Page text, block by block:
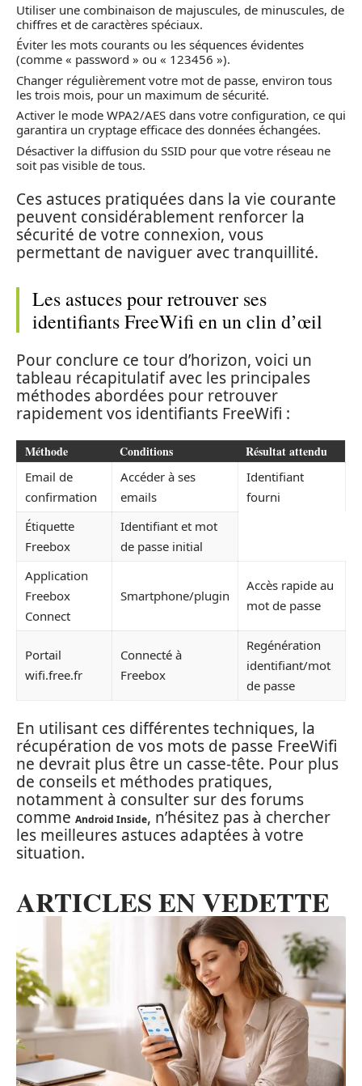
Utiliser une combinaison de majuscules, de minuscules, de
chiffres et de caractères spéciaux.
Éviter les mots courants ou les séquences évidentes
(comme « password » ou « 123456 »).
Changer régulièrement votre mot de passe, environ tous
les trois mois, pour un maximum de sécurité.
Activer le mode WPA2/AES dans votre configuration, ce qui
garantira un cryptage efficace des données échangées.
Désactiver la diffusion du SSID pour que votre réseau ne
soit pas visible de tous.
Ces astuces pratiquées dans la vie courante
peuvent considérablement renforcer la
sécurité de votre connexion, vous
permettant de naviguer avec tranquillité.
Les astuces pour retrouver ses
identifiants FreeWifi en un clin d’œil
Pour conclure ce tour d’horizon, voici un
tableau récapitulatif avec les principales
méthodes abordées pour retrouver
rapidement vos identifiants FreeWifi :
Méthode Conditions Résultat attendu
Email de
confirmation
Accéder à ses
emails
Identifiant
fourni
Étiquette
Freebox
Identifiant et mot
de passe initial
Application
Freebox
Connect
Smartphone/plugin
Accès rapide au
mot de passe
Portail
wifi.free.fr
Connecté à
Freebox
Regénération
identifiant/mot
de passe
En utilisant ces différentes techniques, la
récupération de vos mots de passe FreeWifi
ne devrait plus être un casse-tête. Pour plus
de conseils et méthodes pratiques,
notamment à consulter sur des forums
comme Android Inside, n’hésitez pas à chercher
les meilleures astuces adaptées à votre
situation.
ARTICLES EN VEDETTE